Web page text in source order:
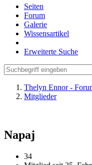
Seiten
Forum
Galerie
Wissensartikel
Erweiterte Suche
Thelyn Ennor -
Mitglieder
Napaj
34